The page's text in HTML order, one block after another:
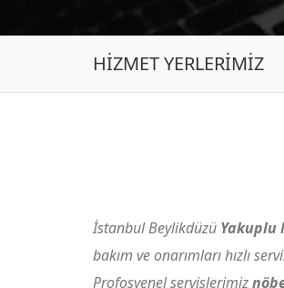
HIZMET YERLERIMIZ
İstanbul Beylikdüzü Yakuplu
bakım ve onarımları hızlı
Profosyenel servislerimiz